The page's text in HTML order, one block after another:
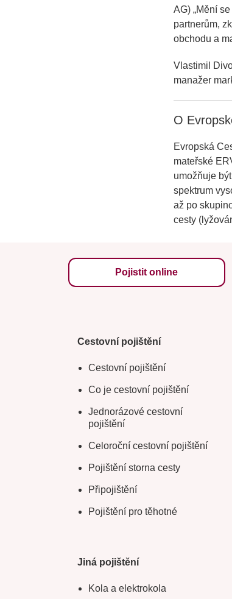
AG) „Mění
partnerům,
obchodu a
Vlastimil
manažer
O
Evropská
mateřské
umožňuje
spektrum
až po
cesty
Pojistit online
Cestovní pojištění
Cestovní pojištění
Co je cestovní pojištění
Jednorázové cestovní
pojištění
Celoroční cestovní pojištění
Pojištění storna cesty
Připojištění
Pojištění pro těhotné
Jiná pojištění
Kola a elektrokola